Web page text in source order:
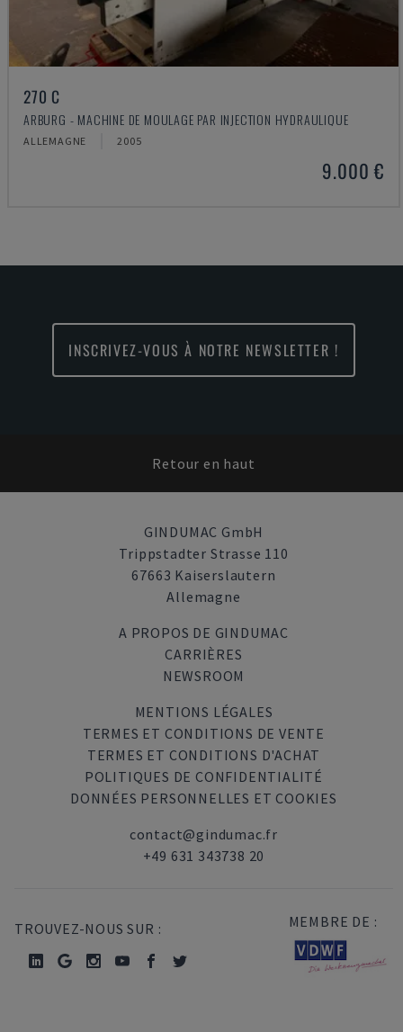
270 C
ARBURG - MACHINE DE MOULAGE PAR INJECTION HYDRAULIQUE
ALLEMAGNE 2005
9.000 €
INSCRIVEZ-VOUS À NOTRE NEWSLETTER !
Retour en haut
GINDUMAC GmbH
Trippstadter Strasse 110
67663 Kaiserslautern
Allemagne
A PROPOS DE GINDUMAC
CARRIÈRES
NEWSROOM
MENTIONS LÉGALES
TERMES ET CONDITIONS DE VENTE
TERMES ET CONDITIONS D'ACHAT
POLITIQUES DE CONFIDENTIALITÉ
DONNÉES PERSONNELLES ET COOKIES
contact@gindumac.fr
+49 631 343738 20
TROUVEZ-NOUS SUR : MEMBRE DE :